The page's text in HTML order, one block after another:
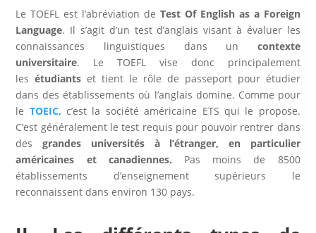
Le TOEFL est l’abréviation de Test Of English as a Foreign
Language. Il s’agit d’un test d’anglais visant à évaluer les
connaissances linguistiques dans un contexte
universitaire. Le TOEFL vise donc principalement
lesétudiants et tient le rôle de passeport pour étudier
dans des établissements où l’anglais domine. Comme pour
le TOEIC, c’est la société américaine ETS qui le propose.
C’est généralement le test requis pour pouvoir rentrer dans
desgrandes universités à l’étranger, en particulier
américaines et canadiennes.
Pas moins de 8500
établissements d’enseignement supérieurs le
reconnaissent dans environ 130 pays.